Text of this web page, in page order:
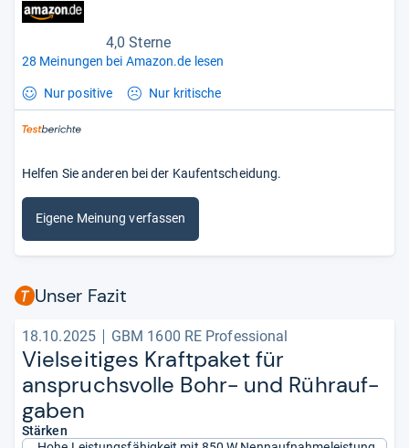
4,0 Sterne
28 Meinungen bei Amazon.de lesen
Nur positive Nur kritische
Helfen Sie anderen bei der Kaufentscheidung.
Eigene Meinung verfassen
Unser Fazit
18.10.2025 GBM 1600 RE Professional
Viel­sei­ti­ges Kraft­pa­ket für
anspruchs­volle Bohr-​ und Rühr­auf­
ga­ben
Stärken